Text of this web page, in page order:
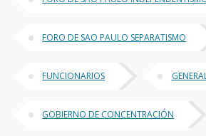
FORO DE SAO PAULO SEPARATISMO
FUNCIONARIOS
GOBIERNO DE CONCENTRACIÓN